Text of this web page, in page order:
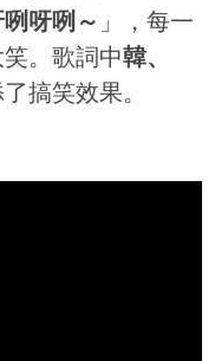
咧呀咧～ 」，每一
。歌詞中韓、
搞笑效果。